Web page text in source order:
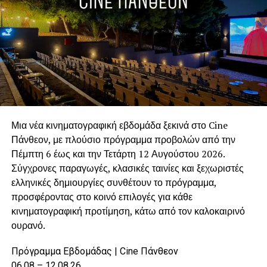
τοπικές υποδομές. Πρόσθετες ανάγκες δημιουργούνται
και από τη λειτουργία των παιδικών κατασκηνώσεων,
γεγονός που καθιστούσε απαραίτητη την ενίσχυση του
στόλου καθαριότητας.
Η παραχώρηση του οχήματος από τον Δήμο Αγίας
Βαρβάρας συνέβαλε ουσιαστικά στη διατήρηση της
καθαριότητας, στην προστασία του περιβάλλοντος και
των επισκεπτών της περιοχής.
Η συγκεκριμένη απόφαση αποδεικνύει ότι ο Δήμος Αγίας
Βαρβάρας δεν περιορίζεται μόνο στο να δέχεται
υποστήριξη όταν τη χρειάζεται. Παρά τις δικές του
καθημερινές ανάγκες, διαθέτει την οργάνωση, τον
εξοπλισμό και, κυρίως, τη βούληση να συνδράμει άλλους
Δήμους, όταν οι περιστάσεις το απαιτούν.
Γιατί η αλληλεγγύη στην Τοπική Αυτοδιοίκηση είναι
Μια νέα κινηματογραφική εβδομάδα ξεκινά στο Cine
Πάνθεον, με πλούσιο πρόγραμμα προβολών από την
Πέμπτη 6 έως και την Τετάρτη 12 Αυγούστου 2026.
Σύγχρονες παραγωγές, κλασικές ταινίες και ξεχωριστές
ελληνικές δημιουργίες συνθέτουν το πρόγραμμα,
προσφέροντας στο κοινό επιλογές για κάθε
κινηματογραφική προτίμηση, κάτω από τον καλοκαιρινό
ουρανό.
Πρόγραμμα Εβδομάδας | Cine Πάνθεον